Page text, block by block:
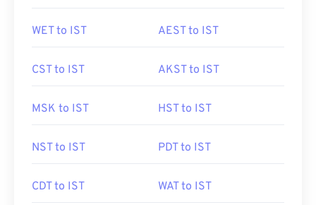
WET to IST AEST to IST
CST to IST AKST to IST
MSK to IST HST to IST
NST to IST PDT to IST
CDT to IST WAT to IST